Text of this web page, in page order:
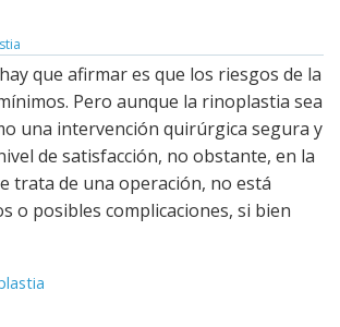
que afirmar es que los riesgos de la
Pero aunque la rinoplastia sea
una intervención quirúrgica segura y
de satisfacción, no obstante, en la
trata de una operación, no está
o posibles complicaciones, si bien